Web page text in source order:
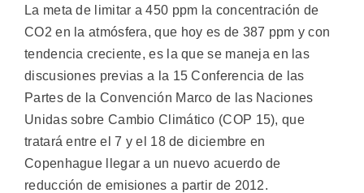
La meta de limitar a 450 ppm la concentración de
CO2 en la atmósfera, que hoy es de 387 ppm y con
tendencia creciente, es la que se maneja en las
discusiones previas a la 15 Conferencia de las
Partes de la Convención Marco de las Naciones
Unidas sobre Cambio Climático (COP 15), que
tratará entre el 7 y el 18 de diciembre en
Copenhague llegar a un nuevo acuerdo de
reducción de emisiones a partir de 2012.